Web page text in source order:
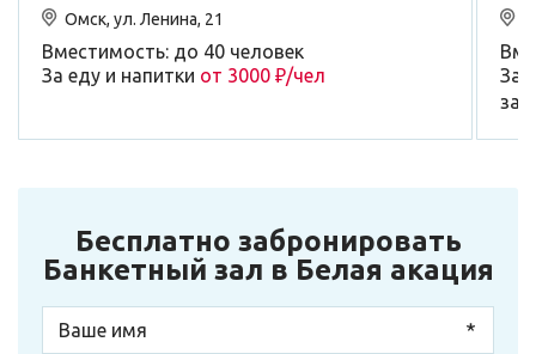
Омск, ул. Ленина, 21
Вместимость: до 40 человек
За еду и напитки от 3000 ₽/чел
За
Бесплатно забронировать
Банкетный зал в Белая акация